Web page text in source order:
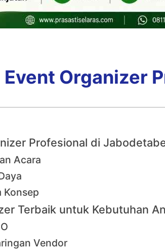
Organizer
Profesional di
Acara
Konsep
Terbaik untuk Kebutuhan
Vendor